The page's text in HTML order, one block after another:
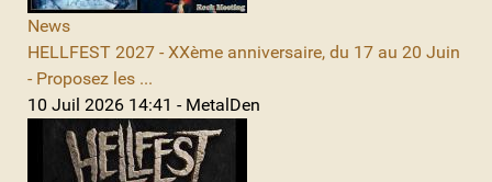
News
HELLFEST 2027 - XXème anniversaire, du 17 au 20 Juin
- Proposez les ...
10 Juil 2026 14:41 - MetalDen